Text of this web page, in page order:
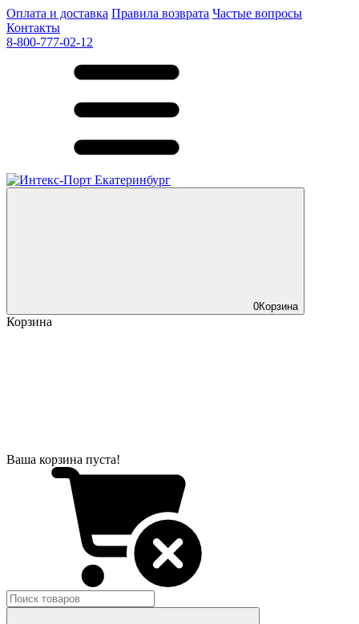
Оплата и доставка Правила возврата Частые вопросы
Контакты
8-800-777-02-12
0Корзина
Корзина
Ваша корзина пуста!